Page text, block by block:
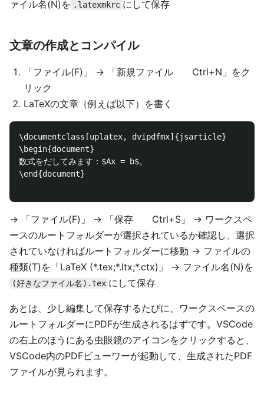
ァイル名(N)を .latexmkrc にして保存
文章の作成とコンパイル
「ファイル(F)」 → 「新規ファイル Ctrl+N」をク
リック
LaTeXの文章（例えば以下）を書く
\documentclass[uplatex, dvipdfmx]{jsarticle}
\begin{document}
数式をだしてみます：$Ax = b$。
\end{document}
→ 「ファイル(F)」 → 「保存 Ctrl+S」 → ワークスペ
ースのルートフォルダーが選択されているか確認し、選択
されていなければルートフォルダーに移動 → ファイルの
種類(T)を「LaTeX (*.tex;*.ltx;*.ctx)」 → ファイル名(N)を
(好きなファイル名).tex にして保存
あとは、少し編集して保存するたびに、ワークスペースの
ルートフォルダーにPDFが生成されるはずです。VSCode
の右上のほうにある虫眼鏡のアイコンをクリックすると、
VSCode内のPDFビューワーが起動して、生成されたPDF
ファイルが見られます。